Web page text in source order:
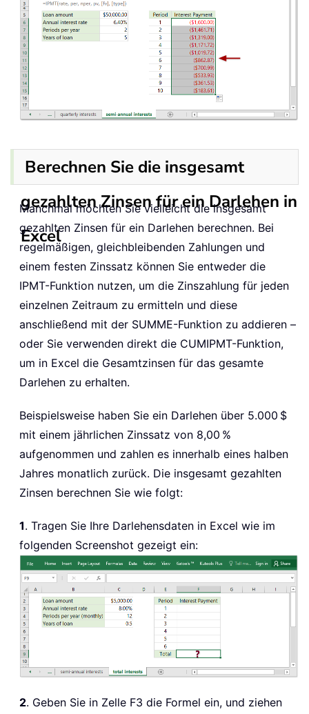
Berechnen Sie die insgesamt
gezahlten Zinsen für ein Darlehen in
Excel
Manchmal möchten Sie vielleicht die insgesamt
gezahlten Zinsen für ein Darlehen berechnen. Bei
regelmäßigen, gleichbleibenden Zahlungen und
einem festen Zinssatz können Sie entweder die
IPMT-Funktion nutzen, um die Zinszahlung für jeden
einzelnen Zeitraum zu ermitteln und diese
anschließend mit der SUMME-Funktion zu addieren –
oder Sie verwenden direkt die CUMIPMT-Funktion,
um in Excel die Gesamtzinsen für das gesamte
Darlehen zu erhalten.
Beispielsweise haben Sie ein Darlehen über 5.000 $
mit einem jährlichen Zinssatz von 8,00 %
aufgenommen und zahlen es innerhalb eines halben
Jahres monatlich zurück. Die insgesamt gezahlten
Zinsen berechnen Sie wie folgt:
1. Tragen Sie Ihre Darlehensdaten in Excel wie im
folgenden Screenshot gezeigt ein:
2. Geben Sie in Zelle F3 die Formel ein, und ziehen